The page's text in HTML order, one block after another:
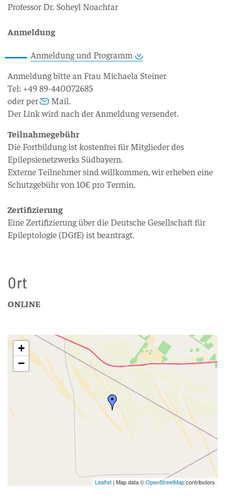
Professor Dr. Soheyl Noachtar
Anmeldung
Anmeldung und Programm
Anmeldung bitte an Frau Michaela Steiner
Tel: +49 89-440072685
oder per
Mail.
Der Link wird nach der Anmeldung versendet.
Teilnahmegebühr
Die Fortbildung ist kostenfrei für Mitglieder des
Epilepsienetzwerks Südbayern.
Externe Teilnehmer sind willkommen, wir erheben eine
Schutzgebühr von 10€ pro Termin.
Zertifizierung
Eine Zertifizierung über die Deutsche Gesellschaft für
Epileptologie (DGfE) ist beantragt.
Ort
ONLINE
+
−
Leaflet | Map data ©OpenStreetMapcontributors